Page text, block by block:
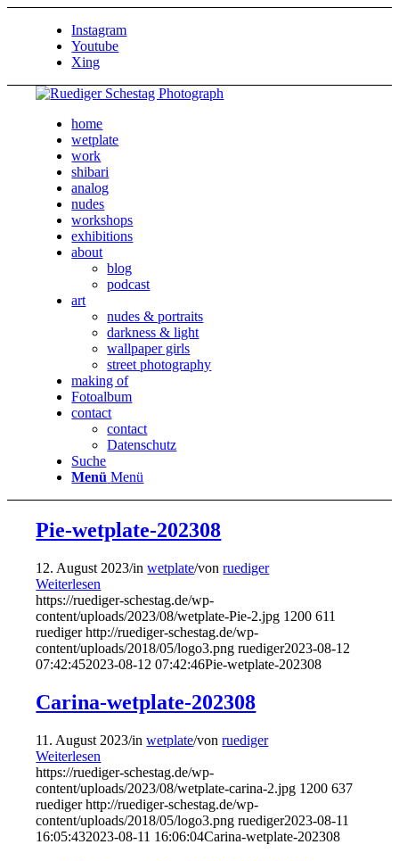
Instagram
Youtube
Xing
home
wetplate
work
shibari
analog
nudes
workshops
exhibitions
about
blog
podcast
art
nudes & portraits
darkness & light
wallpaper girls
street photography
making of
Fotoalbum
contact
contact
Datenschutz
Suche
Menü Menü
Pie-wetplate-202308
12. August 2023/inwetplate/vonruediger
Weiterlesen
https://ruediger-schestag.de/wp-
content/uploads/2023/08/wetplate-Pie-2.jpg 1200 611
ruediger http://ruediger-schestag.de/wp-
content/uploads/2018/05/logo3.png ruediger2023-08-12
07:42:452023-08-12 07:42:46Pie-wetplate-202308
Carina-wetplate-202308
11. August 2023/inwetplate/vonruediger
Weiterlesen
https://ruediger-schestag.de/wp-
content/uploads/2023/08/wetplate-carina-2.jpg 1200 637
ruediger http://ruediger-schestag.de/wp-
content/uploads/2018/05/logo3.png ruediger2023-08-11
16:05:432023-08-11 16:06:04Carina-wetplate-202308